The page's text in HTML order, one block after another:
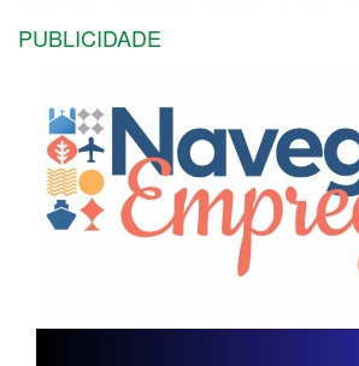
PUBLICIDADE